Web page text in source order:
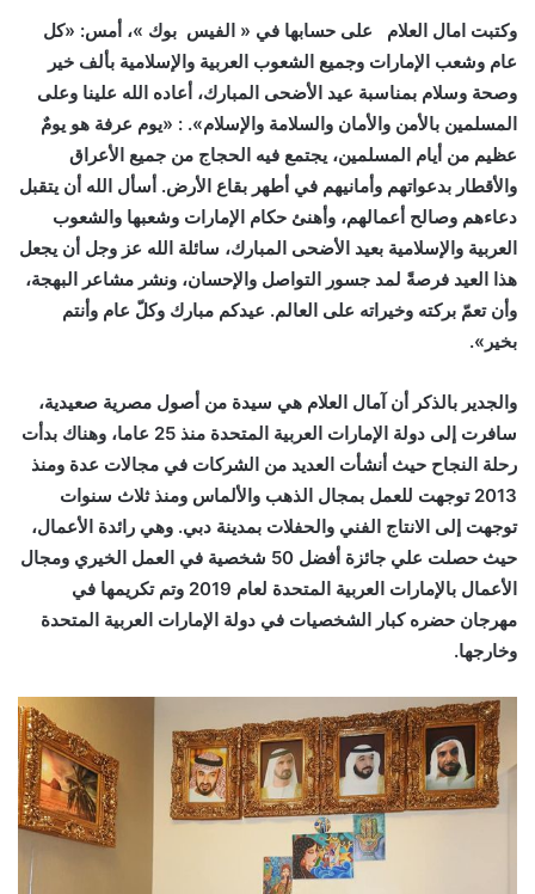
وكتبت امال العلام على حسابها في « الفيس بوك »، أمس: «كل
عام وشعب الإمارات وجميع الشعوب العربية والإسلامية بألف خير
وصحة وسلام بمناسبة عيد الأضحى المبارك، أعاده الله علينا وعلى
المسلمين بالأمن والأمان والسلامة والإسلام». : «يوم عرفة هو يومٌ
عظيم من أيام المسلمين، يجتمع فيه الحجاج من جميع الأعراق
والأقطار بدعواتهم وأمانيهم في أطهر بقاع الأرض. أسأل الله أن يتقبل
دعاءهم وصالح أعمالهم، وأهنئ حكام الإمارات وشعبها والشعوب
العربية والإسلامية بعيد الأضحى المبارك، سائلة الله عز وجل أن يجعل
هذا العيد فرصةً لمد جسور التواصل والإحسان، ونشر مشاعر البهجة،
وأن تعمّ بركته وخيراته على العالم. عيدكم مبارك وكلّ عام وأنتم
بخير».
والجدير بالذكر أن آمال العلام هي سيدة من أصول مصرية صعيدية،
سافرت إلى دولة الإمارات العربية المتحدة منذ 25 عاما، وهناك بدأت
رحلة النجاح حيث أنشأت العديد من الشركات في مجالات عدة ومنذ
2013 توجهت للعمل بمجال الذهب والألماس ومنذ ثلاث سنوات
توجهت إلى الانتاج الفني والحفلات بمدينة دبي. وهي رائدة الأعمال،
حيث حصلت علي جائزة أفضل 50 شخصية في العمل الخيري ومجال
الأعمال بالإمارات العربية المتحدة لعام 2019 وتم تكريمها في
مهرجان حضره كبار الشخصيات في دولة الإمارات العربية المتحدة
وخارجها.